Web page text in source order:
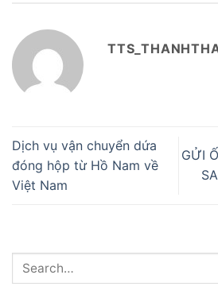
Dịch vụ vận chuyển dứa
đóng hộp từ Hồ Nam về
Việt Nam
GỬI